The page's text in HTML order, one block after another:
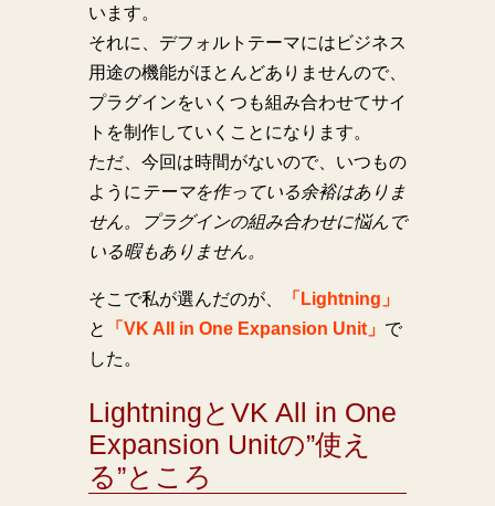
います。
それに、デフォルトテーマにはビジネス
用途の機能がほとんどありませんので、
プラグインをいくつも組み合わせてサイ
トを制作していくことになります。
ただ、今回は時間がないので、いつもの
ように テーマを作っている余裕はありま
せん。プラグインの組み合わせに悩んで
いる暇もありません。
そこで私が選んだのが、
「Lightning」
と
「VK All in One Expansion Unit」 で
した。
LightningとVK All in One
Expansion Unitの”使え
る”ところ